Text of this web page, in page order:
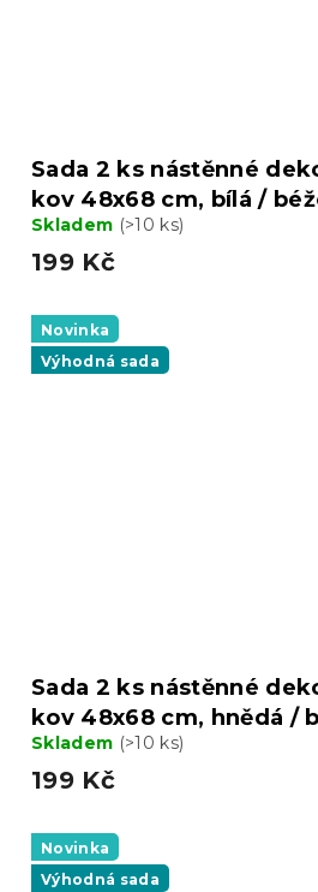
Sada 2 ks nástěnné
kov 48x68 cm, bílá /
Skladem (>10 ks)
199 Kč
Novinka
Výhodná sada
Sada 2 ks nástěnné
kov 48x68 cm, hnědá /
Skladem (>10 ks)
199 Kč
Novinka
Výhodná sada